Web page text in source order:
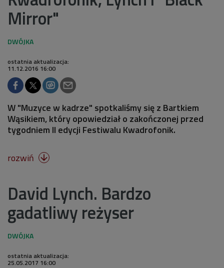
Mirror"
ostatnia aktualizacja:
11.12.2016 16:00
W "Muzyce w kadrze" spotkaliśmy się z Bartkiem
Wąsikiem, który opowiedział o zakończonej przed
tygodniem II edycji Festiwalu Kwadrofonik.
rozwiń 
David Lynch. Bardzo
gadatliwy reżyser
ostatnia aktualizacja:
25.05.2017 16:00